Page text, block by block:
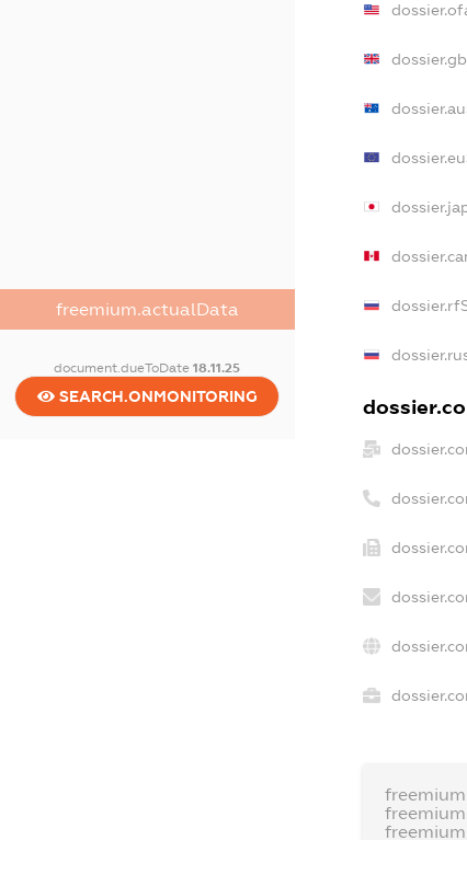
freemium.actualData
document.dueToDate18.11.25
SEARCH.ONMONITORING